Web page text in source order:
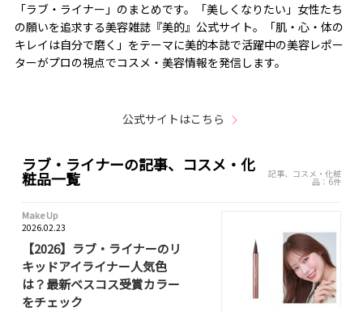
「ラブ・ライナー」のまとめです。「美しくなりたい」女性たち
の願いを追求する美容雑誌『美的』公式サイト。「肌・心・体の
キレイは自分で磨く」をテーマに美的本誌で活躍中の美容レポー
ターがプロの視点でコスメ・美容情報を発信します。
公式サイトはこちら
ラブ・ライナーの記事、コスメ・化
粧品一覧 記事、コスメ・化粧
品：6件
Make Up
2026.02.23
【2026】ラブ・ライナーのリ
キッドアイライナー人気色
は？最新ベスコス受賞カラー
をチェック